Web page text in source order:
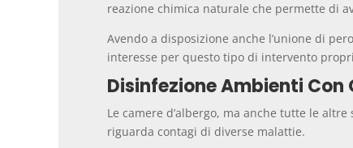
reazione chimica naturale che permette di
Avendo a disposizione anche l’unione di
interesse per questo tipo di intervento
Disinfezione Ambienti Con
Le camere d’albergo, ma anche tutte le
riguarda contagi di diverse malattie.